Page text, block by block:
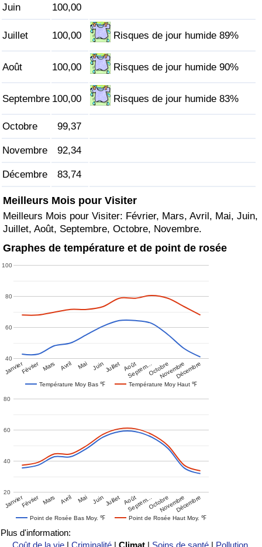
Juin 100,00
Juillet 100,00 Risques de jour humide 89%
Août 100,00 Risques de jour humide 90%
Septembre 100,00 Risques de jour humide 83%
Octobre 99,37
Novembre 92,34
Décembre 83,74
Meilleurs Mois pour Visiter
Meilleurs Mois pour Visiter: Février, Mars, Avril, Mai, Juin,
Juillet, Août, Septembre, Octobre, Novembre.
Graphes de température et de point de rosée
Température Moy Bas ℉ Température Moy Haut ℉
JanvierFévrier Mars Avril Mai Juin Juillet Août
Septem…OctobreNovembreDécembre
40
60
80
100
Point de Rosée Bas Moy. ℉ Point de Rosée Haut Moy. ℉
JanvierFévrier Mars Avril Mai Juin Juillet Août
Septem…OctobreNovembreDécembre
20
40
60
80
Plus d'information:
Coût de la vie |Criminalité |Climat | Soins de santé | Pollution
Indice de Trafic par Pays